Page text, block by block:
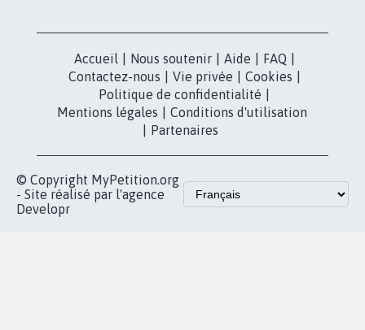
Accueil Nous soutenir Aide FAQ
Contactez-nous
Vie privée Cookies
Politique de confidentialité
Mentions légales
Conditions d'utilisation
Partenaires
© Copyright MyPetition.org
- Site réalisé par l'agence
Developr